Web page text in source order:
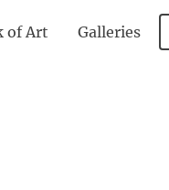
of Art Galleries